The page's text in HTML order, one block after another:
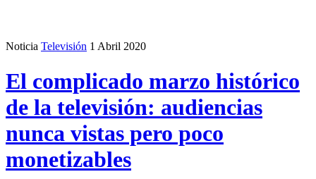
Noticia Televisión 1 Abril 2020
El complicado marzo histórico
de la televisión: audiencias
nunca vistas pero poco
monetizables